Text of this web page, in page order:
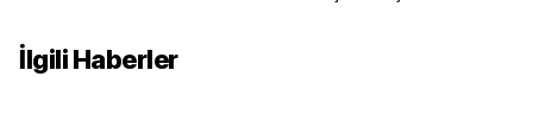
İlgili Haberler